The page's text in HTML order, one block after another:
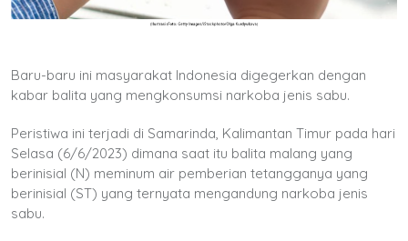
Baru-baru ini masyarakat Indonesia digegerkan dengan
kabar balita yang mengkonsumsi narkoba jenis sabu.
Peristiwa ini terjadi di Samarinda, Kalimantan Timur pada hari
Selasa (6/6/2023) dimana saat itu balita malang yang
berinisial (N) meminum air pemberian tetangganya yang
berinisial (ST) yang ternyata mengandung narkoba jenis
sabu.